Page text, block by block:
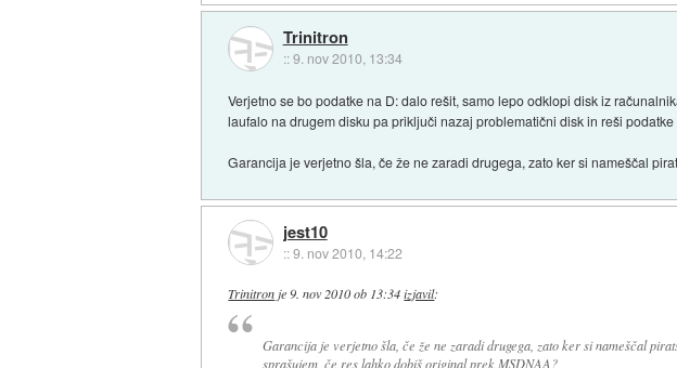
Trinitron
::9. nov 2010, 13:34
Verjetno se bo podatke na D: dalo rešit, samo lepo odklopi disk iz
laufalo na drugem disku pa priključi nazaj problematični disk in reši podatke
Garancija je verjetno šla, če že ne zaradi drugega, zato ker si nameščal
jest10
::9. nov 2010, 14:22
Trinitronje9. nov 2010 ob 13:34 izjavil:
Garancija je verjetno šla, če že ne zaradi drugega, zato ker si nameščal
sprašujem, če res lahko dobiš original prek MSDNAA?